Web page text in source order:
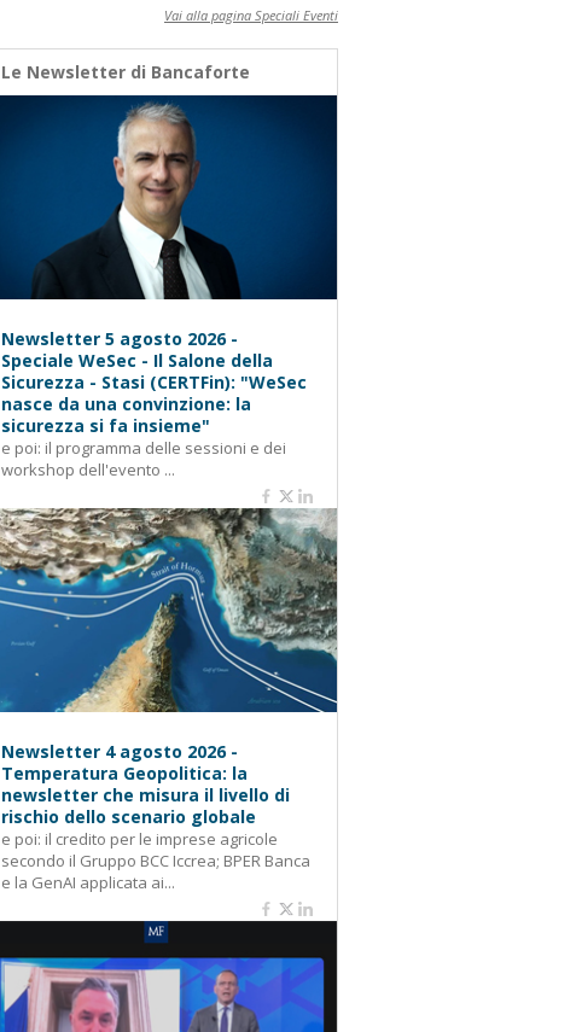
Vai alla pagina Speciali Eventi
Le Newsletter di Bancaforte
Newsletter 5 agosto 2026 -
Speciale WeSec - Il Salone della
Sicurezza - Stasi (CERTFin): "WeSec
nasce da una convinzione: la
sicurezza si fa insieme"
e poi: il programma delle sessioni e dei
workshop dell'evento ...
Newsletter 4 agosto 2026 -
Temperatura Geopolitica: la
newsletter che misura il livello di
rischio dello scenario globale
e poi: il credito per le imprese agricole
secondo il Gruppo BCC Iccrea; BPER Banca
e la GenAI applicata ai...